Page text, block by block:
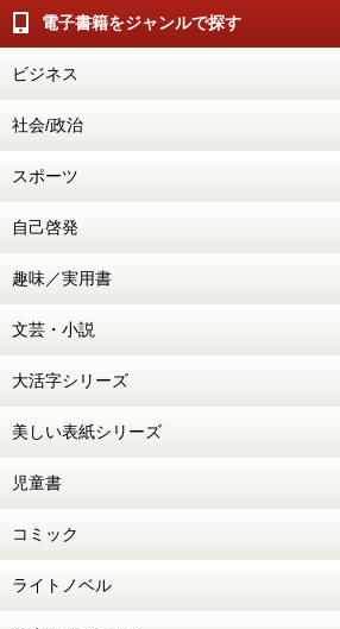
電子書籍をジャンルで探す
ビジネス
社会/政治
スポーツ
自己啓発
趣味／実用書
文芸・小説
大活字シリーズ
美しい表紙シリーズ
児童書
コミック
ライトノベル